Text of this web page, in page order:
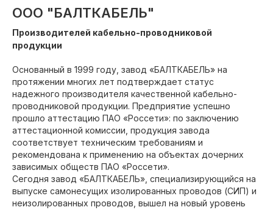
ООО "БАЛТКАБЕЛЬ"
Производителей кабельно-проводниковой
продукции
Основанный в 1999 году, завод «БАЛТКАБЕЛЬ» на
протяжении многих лет подтверждает статус
надежного производителя качественной кабельно-
проводниковой продукции. Предприятие успешно
прошло аттестацию ПАО «Россети»: по заключению
аттестационной комиссии, продукция завода
соответствует техническим требованиям и
рекомендована к применению на объектах дочерних
зависимых обществ ПАО «Россети».
Сегодня завод «БАЛТКАБЕЛЬ», специализирующийся на
выпуске самонесущих изолированных проводов (СИП) и
неизолированных проводов, вышел на новый уровень